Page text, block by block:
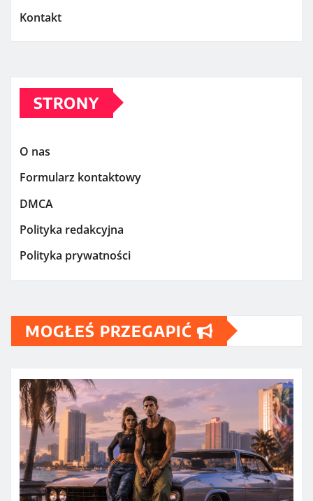
Kontakt
STRONY
O nas
Formularz kontaktowy
DMCA
Polityka redakcyjna
Polityka prywatności
MOGŁEŚ PRZEGAPIĆ